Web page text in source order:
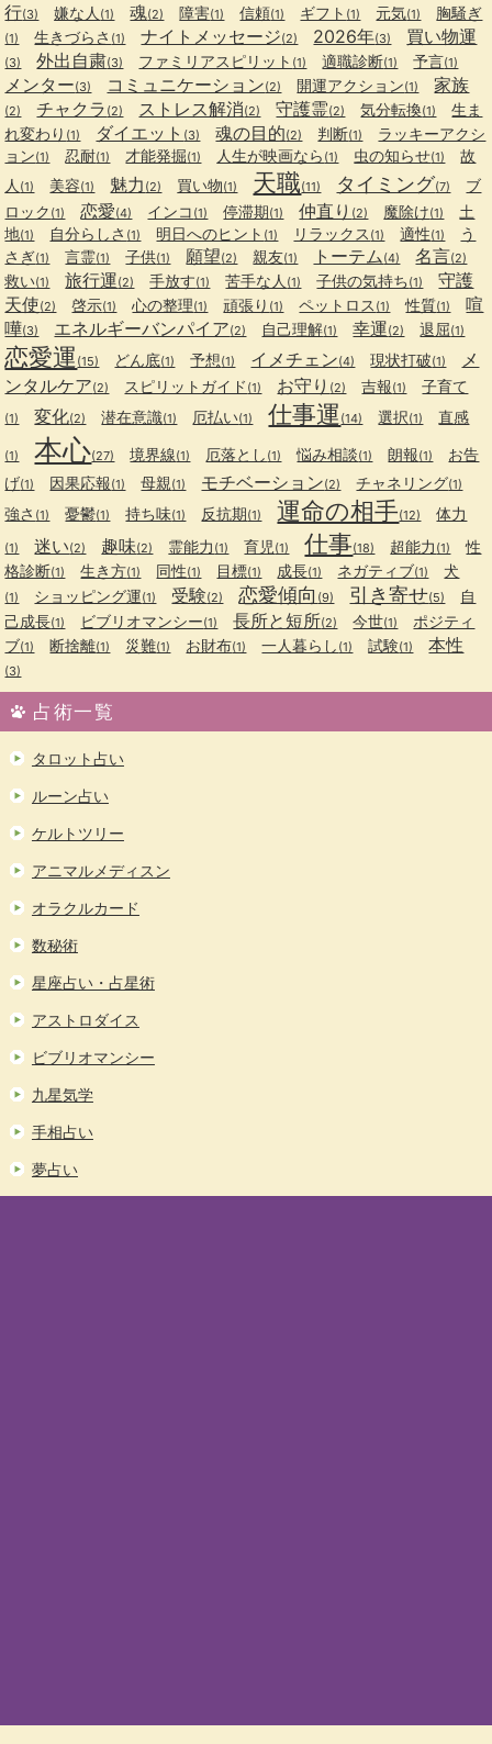
行(3) 嫌な人 (1) 魂(2) 障害(1) 信頼(1) ギフト (1) 元気(1) 胸騒ぎ
(1) 生きづらさ (1) ナイトメッセージ(2) 2026年(3) 買い物運
(3) 外出自粛(3) ファミリアスピリット (1) 適職診断(1) 予言(1)
メンター(3) コミュニケーション(2) 開運アクション(1) 家族
(2) チャクラ (2) ストレス解消(2) 守護霊(2) 気分転換(1)
生ま
れ変わり (1) ダイエット (3) 魂の目的(2) 判断(1)
ラッキーアクシ
ョン(1) 忍耐(1) 才能発掘(1) 人生が映画なら (1) 虫の知らせ(1)
故
人 (1) 美容(1) 魅力 (2) 買い物(1) 天職(11) タイミング(7)
ブ
ロック (1) 恋愛(4) インコ (1) 停滞期(1) 仲直り (2) 魔除け(1)
土
地(1) 自分らしさ (1) 明日へのヒント (1) リラックス (1) 適性(1)
う
さぎ(1) 言霊(1) 子供(1) 願望(2) 親友(1) トーテム(4) 名言(2)
救い(1) 旅行運(2) 手放す(1) 苦手な人 (1) 子供の気持ち(1)
守護
天使(2) 啓示(1) 心の整理(1) 頑張り (1) ペットロス (1) 性質(1)
喧
嘩(3) エネルギーバンパイア(2) 自己理解(1) 幸運(2) 退屈(1)
恋愛運 (15) どん底(1) 予想(1) イメチェン(4) 現状打破(1)
メ
ンタルケア(2) スピリットガイド (1) お守り (2) 吉報(1) 子育て
(1) 変化(2) 潜在意識(1) 厄払い(1) 仕事運 (14) 選択(1) 直感
(1) 本心(27) 境界線(1) 厄落とし (1) 悩み相談(1) 朗報(1)
お告
げ(1) 因果応報(1) 母親(1) モチベーション(2) チャネリング(1)
強さ (1) 憂鬱(1) 持ち味(1) 反抗期(1) 運命の相手(12) 体力
(1) 迷い(2) 趣味(2) 霊能力 (1) 育児 (1) 仕事(18) 超能力 (1)
性
格診断(1) 生き方(1) 同性(1) 目標(1) 成長(1) ネガティブ(1) 犬
(1) ショッピング運(1) 受験(2) 恋愛傾向 (9) 引き寄せ(5)
自
己成長(1) ビブリオマンシー(1) 長所と短所(2) 今世(1)
ポジティ
ブ(1) 断捨離(1) 災難(1) お財布(1) 一人暮らし (1) 試験(1) 本性
(3)
占術一覧
タロット占い
ルーン占い
ケルトツリー
アニマルメディスン
オラクルカード
数秘術
星座占い・占星術
アストロダイス
ビブリオマンシー
九星気学
手相占い
夢占い